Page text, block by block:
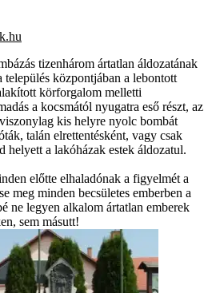
tizenhárom ártatlan áldozatának
központjában a lebontott
körforgalom melletti
a kocsmától nyugatra eső részt, az
kis helyre nyolc bombát
talán elrettentésként, vagy csak
helyett a lakóházak estek áldozatul.
előtte elhaladónak a figyelmét a
meg minden becsületes emberben a
ne legyen alkalom ártatlan emberek
sem másutt!